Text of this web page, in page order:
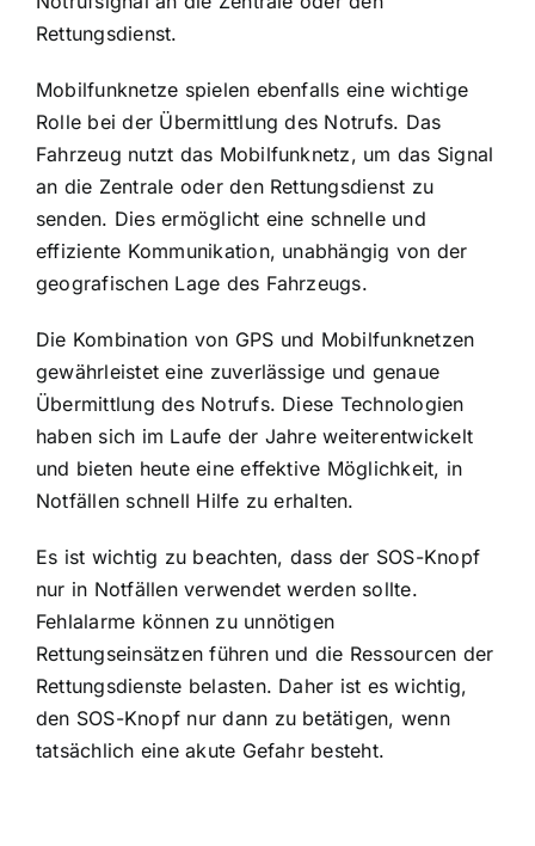
Rettungsdienst.
Mobilfunknetze spielen ebenfalls eine wichtige
Rolle bei der Übermittlung des Notrufs. Das
Fahrzeug nutzt das Mobilfunknetz, um das Signal
an die Zentrale oder den Rettungsdienst zu
senden. Dies ermöglicht eine schnelle und
effiziente Kommunikation, unabhängig von der
geografischen Lage des Fahrzeugs.
Die Kombination von GPS und Mobilfunknetzen
gewährleistet eine zuverlässige und genaue
Übermittlung des Notrufs. Diese Technologien
haben sich im Laufe der Jahre weiterentwickelt
und bieten heute eine effektive Möglichkeit, in
Notfällen schnell Hilfe zu erhalten.
Es ist wichtig zu beachten, dass der SOS-Knopf
nur in Notfällen verwendet werden sollte.
Fehlalarme können zu unnötigen
Rettungseinsätzen führen und die Ressourcen der
Rettungsdienste belasten. Daher ist es wichtig,
den SOS-Knopf nur dann zu betätigen, wenn
tatsächlich eine akute Gefahr besteht.